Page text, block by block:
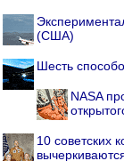
(США)
Шесть
NASA
10 советских